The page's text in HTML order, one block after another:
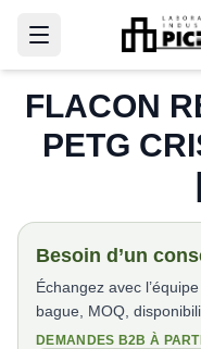
FLACON
PETG
Besoin d’un
Échangez avec
bague, MOQ,
DEMANDES B2B À